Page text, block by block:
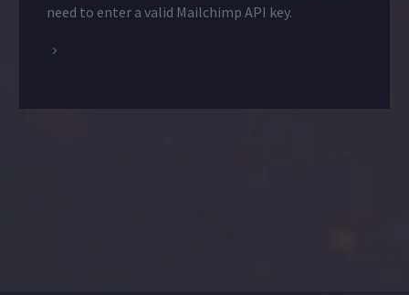
need to enter a valid Mailchimp API key.